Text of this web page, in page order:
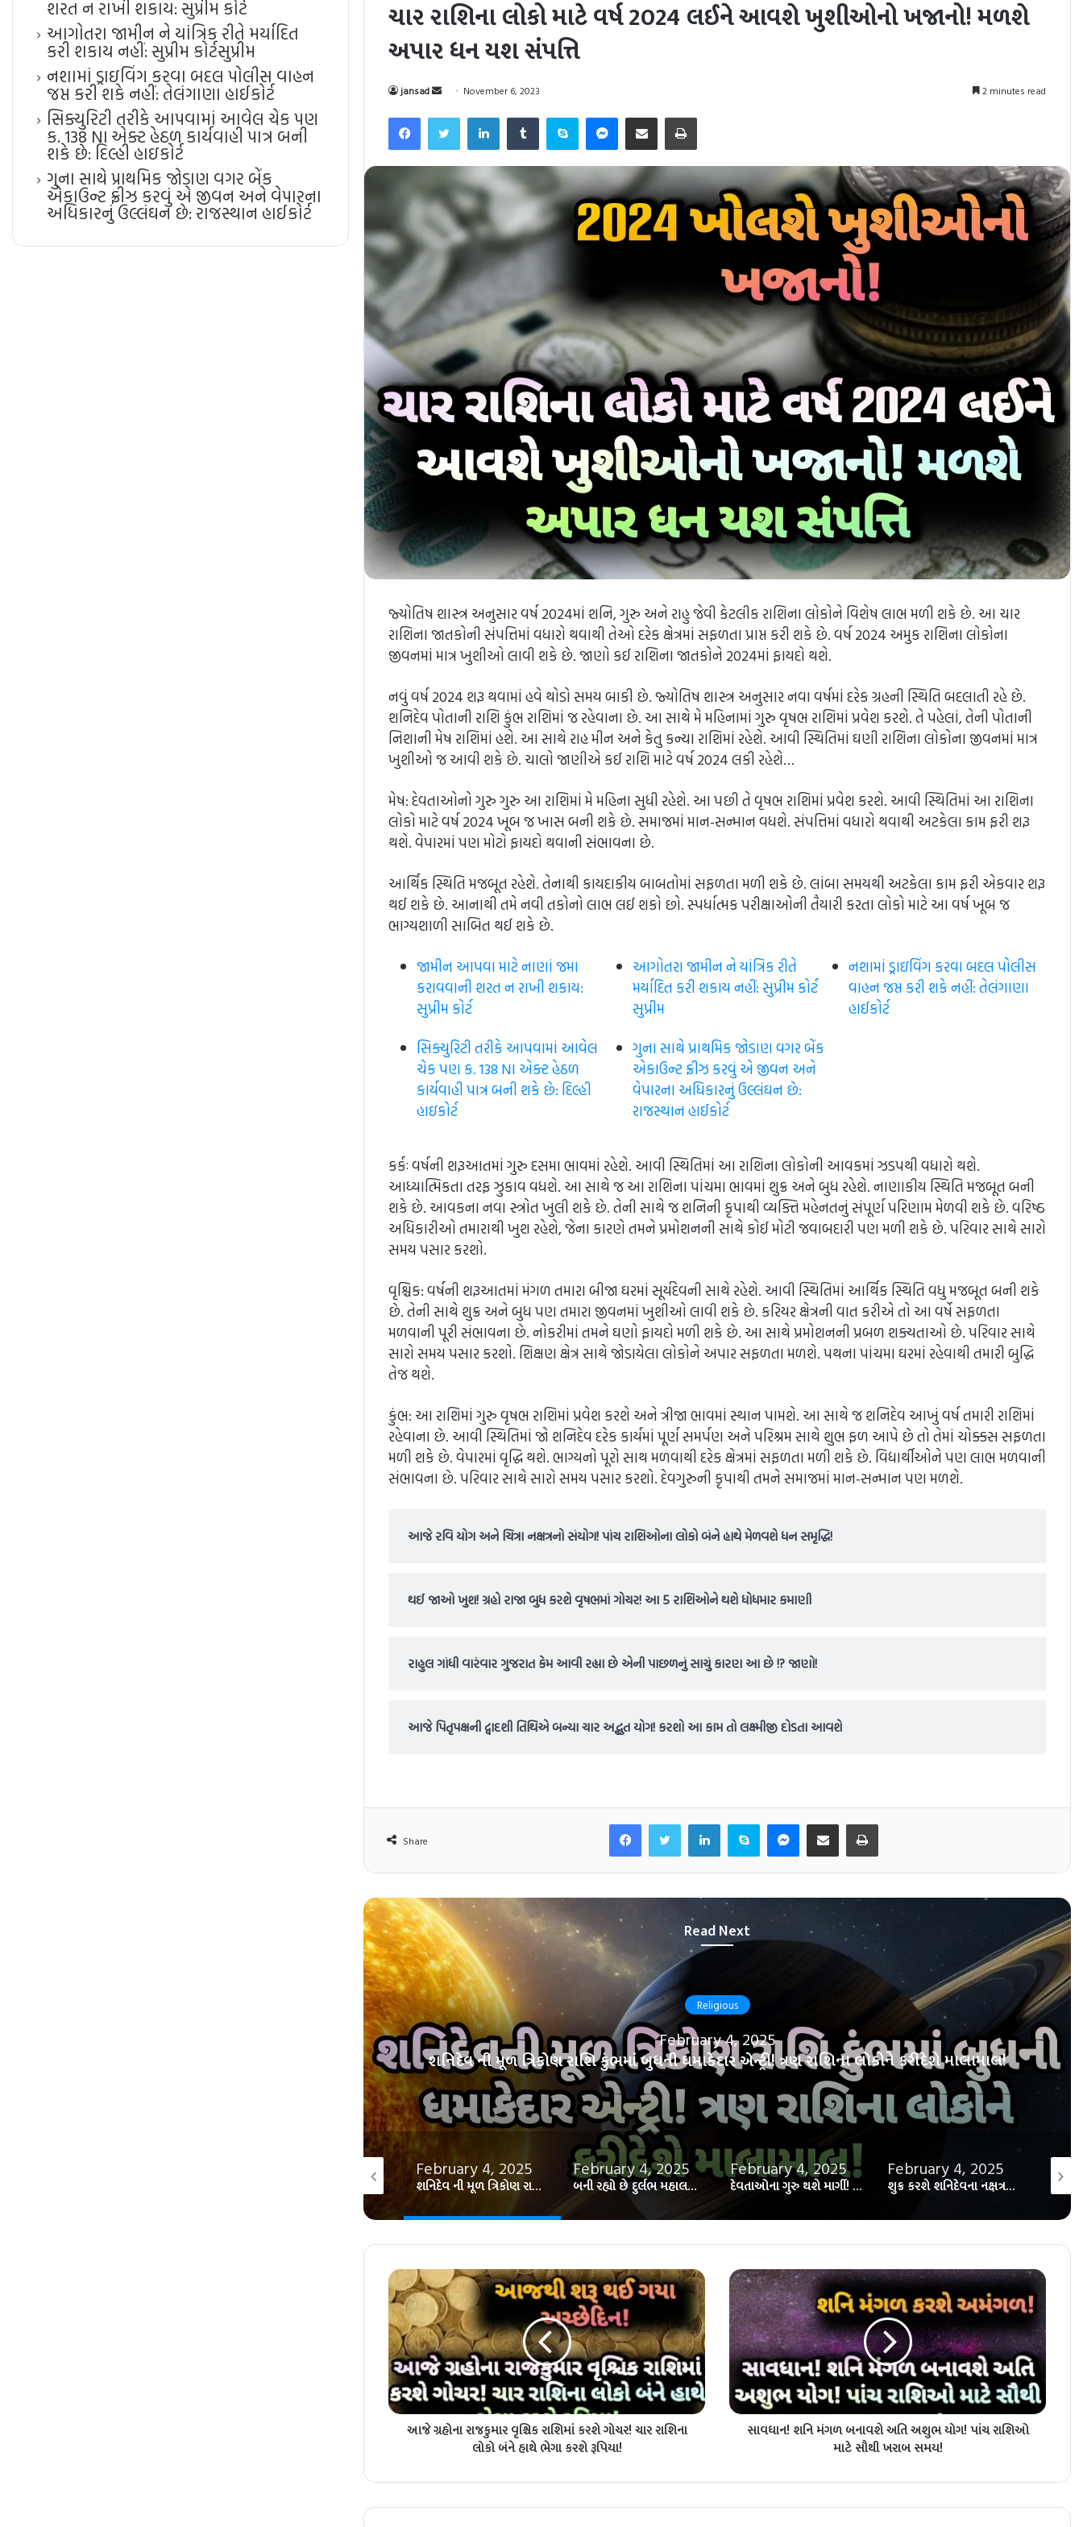
ચાર રાશિના લોકો માટે વર્ષ 2024 લઈને આવશે ખુશીઓનો ખજાનો! મળશે
અપાર ધન યશ સંપત્તિ
jansad
Send
email
November 6, 2023 2 minutes read
Facebook
TwitterLinkedInTumblrSkypeMessenger
Share via EmailPrint
જ્યોતિષ શાસ્ત્ર અનુસાર વર્ષ 2024માં શનિ, ગુરુ અને રાહુ જેવી કેટલીક રાશિના લોકોને વિશેષ લાભ મળી શકે છે. આ ચાર
રાશિના જાતકોની સંપત્તિમાં વધારો થવાથી તેઓ દરેક ક્ષેત્રમાં સફળતા પ્રાપ્ત કરી શકે છે. વર્ષ 2024 અમુક રાશિના લોકોના
જીવનમાં માત્ર ખુશીઓ લાવી શકે છે. જાણો કઈ રાશિના જાતકોને 2024માં ફાયદો થશે.
નવું વર્ષ 2024 શરૂ થવામાં હવે થોડો સમય બાકી છે. જ્યોતિષ શાસ્ત્ર અનુસાર નવા વર્ષમાં દરેક ગ્રહની સ્થિતિ બદલાતી રહે છે.
શનિદેવ પોતાની રાશિ કુંભ રાશિમાં જ રહેવાના છે. આ સાથે મે મહિનામાં ગુરુ વૃષભ રાશિમાં પ્રવેશ કરશે. તે પહેલાં, તેની પોતાની
નિશાની મેષ રાશિમાં હશે. આ સાથે રાહ મીન અને કેતુ કન્યા રાશિમાં રહેશે. આવી સ્થિતિમાં ઘણી રાશિના લોકોના જીવનમાં માત્ર
ખુશીઓ જ આવી શકે છે. ચાલો જાણીએ કઈ રાશિ માટે વર્ષ 2024 લકી રહેશે…
મેષ: દેવતાઓનો ગુરુ ગુરુ આ રાશિમાં મે મહિના સુધી રહેશે. આ પછી તે વૃષભ રાશિમાં પ્રવેશ કરશે. આવી સ્થિતિમાં આ રાશિના
લોકો માટે વર્ષ 2024 ખૂબ જ ખાસ બની શકે છે. સમાજમાં માન-સન્માન વધશે. સંપત્તિમાં વધારો થવાથી અટકેલા કામ ફરી શરૂ
થશે. વેપારમાં પણ મોટો ફાયદો થવાની સંભાવના છે.
આર્થિક સ્થિતિ મજબૂત રહેશે. તેનાથી કાયદાકીય બાબતોમાં સફળતા મળી શકે છે. લાંબા સમયથી અટકેલા કામ ફરી એકવાર શરૂ
થઈ શકે છે. આનાથી તમે નવી તકોનો લાભ લઈ શકો છો. સ્પર્ધાત્મક પરીક્ષાઓની તૈયારી કરતા લોકો માટે આ વર્ષ ખૂબ જ
ભાગ્યશાળી સાબિત થઈ શકે છે.
જામીન આપવા માટે નાણાં જમા
કરાવવાની શરત ન રાખી શકાય:
સુપ્રીમ કોર્ટ
આગોતરા જામીન ને યાંત્રિક રીતે
મર્યાદિત કરી શકાય નહીં: સુપ્રીમ કોર્ટ​
સુપ્રીમ
નશામાં ડ્રાઇવિંગ કરવા બદલ પોલીસ
વાહન જપ્ત કરી શકે નહીં: તેલંગાણા
હાઈકોર્ટ
સિક્યુરિટી તરીકે આપવામાં આવેલ
ચેક પણ ક. 138 NI એક્ટ હેઠળ
કાર્યવાહી પાત્ર બની શકે છે: દિલ્હી
હાઇકોર્ટ
ગુના સાથે પ્રાથમિક જોડાણ વગર બેંક
એકાઉન્ટ ફ્રીઝ કરવું એ જીવન અને
વેપારના અધિકારનું ઉલ્લંઘન છે:
રાજસ્થાન હાઈકોર્ટ
કર્કઃ વર્ષની શરૂઆતમાં ગુરુ દસમા ભાવમાં રહેશે. આવી સ્થિતિમાં આ રાશિના લોકોની આવકમાં ઝડપથી વધારો થશે.
આધ્યાત્મિકતા તરફ ઝુકાવ વધશે. આ સાથે જ આ રાશિના પાંચમા ભાવમાં શુક્ર અને બુધ રહેશે. નાણાકીય સ્થિતિ મજબૂત બની
શકે છે. આવકના નવા સ્ત્રોત ખુલી શકે છે. તેની સાથે જ શનિની કૃપાથી વ્યક્તિ મહેનતનું સંપૂર્ણ પરિણામ મેળવી શકે છે. વરિષ્ઠ
અધિકારીઓ તમારાથી ખુશ રહેશે, જેના કારણે તમને પ્રમોશનની સાથે કોઈ મોટી જવાબદારી પણ મળી શકે છે. પરિવાર સાથે સારો
સમય પસાર કરશો.
વૃશ્ચિક: વર્ષની શરૂઆતમાં મંગળ તમારા બીજા ઘરમાં સૂર્યદેવની સાથે રહેશે. આવી સ્થિતિમાં આર્થિક સ્થિતિ વધુ મજબૂત બની શકે
છે. તેની સાથે શુક્ર અને બુધ પણ તમારા જીવનમાં ખુશીઓ લાવી શકે છે. કરિયર ક્ષેત્રની વાત કરીએ તો આ વર્ષે સફળતા
મળવાની પૂરી સંભાવના છે. નોકરીમાં તમને ઘણો ફાયદો મળી શકે છે. આ સાથે પ્રમોશનની પ્રબળ શક્યતાઓ છે. પરિવાર સાથે
સારો સમય પસાર કરશો. શિક્ષણ ક્ષેત્ર સાથે જોડાયેલા લોકોને અપાર સફળતા મળશે. પથના પાંચમા ઘરમાં રહેવાથી તમારી બુદ્ધિ
તેજ થશે.
કુંભ: આ રાશિમાં ગુરુ વૃષભ રાશિમાં પ્રવેશ કરશે અને ત્રીજા ભાવમાં સ્થાન પામશે. આ સાથે જ શનિદેવ આખું વર્ષ તમારી રાશિમાં
રહેવાના છે. આવી સ્થિતિમાં જો શનિદેવ દરેક કાર્યમાં પૂર્ણ સમર્પણ અને પરિશ્રમ સાથે શુભ ફળ આપે છે તો તેમાં ચોક્કસ સફળતા
મળી શકે છે. વેપારમાં વૃદ્ધિ થશે. ભાગ્યનો પૂરો સાથ મળવાથી દરેક ક્ષેત્રમાં સફળતા મળી શકે છે. વિદ્યાર્થીઓને પણ લાભ મળવાની
સંભાવના છે. પરિવાર સાથે સારો સમય પસાર કરશો. દેવગુરુની કૃપાથી તમને સમાજમાં માન-સન્માન પણ મળશે.
આજે રવિ યોગ અને ચિત્રા નક્ષત્રનો સંયોગ! પાંચ રાશિઓના લોકો બંને હાથે મેળવશે ધન સમૃદ્ધિ!
થઈ જાઓ ખુશ! ગ્રહો રાજા બુધ કરશે વૃષભમાં ગોચર! આ 5 રાશિઓને થશે ધોધમાર કમાણી
રાહુલ ગાંધી વારંવાર ગુજરાત કેમ આવી રહ્યા છે એની પાછળનું સાચું કારણ આ છે !? જાણો!
આજે પિતૃપક્ષની દ્વાદશી તિથિએ બન્યા ચાર અદ્ભુત યોગ! કરશો આ કામ તો લક્ષ્મીજી દોડતા આવશે
Share
Facebook
TwitterLinkedInSkypeMessenger
Share via EmailPrint
Read Next
Religious
February 4, 2025
શનિદેવ ની મૂળ ત્રિકોણ રાશિ કુંભમાં બુધની ધમાકેદાર એન્ટ્રી! ત્રણ રાશિના લોકોને કરીદેશે માલામાલ!
થઈ જાઓ તૈયાર સૂર્ય અને શનિ બનાવશે મહા શક્તિશાળી યોગ! ત્રણ રાશિના લોકોના થશે દરેક સપના પુરા!
February 4, 2025
શનિદેવ ની મૂળ ત્રિકોણ રાશિ કુંભમાં બુધની ધમાકેદાર એન્ટ્રી! ત્રણ રાશિના લોકોને કરીદેશે માલામાલ!
February 4, 2025
બની રહ્યો છે દુર્લભ મહાલક્ષ્મી રાજયોગ! ત્રણ રાશિના લોકો પર લક્ષ્મીજી ચાર હાથે કરશે ધનવર્ષા!
February 4, 2025
દેવતાઓના ગુરુ થશે માર્ગી! ત્રણ રાશિના લોકો માટે શાનદાર સમય! ચારે બાજુથી આવશે શુભ સમાચાર!
February 4, 2025
શુક્ર કરશે શનિદેવના નક્ષત્રમાં ધમાકેદાર એન્ટ્રી! ત્રણ રાશિના લોકો પર કરશે અઢળક ધનવર્ષા!
આજે ગ્રહોના રાજકુમાર વૃશ્ચિક રાશિમાં કરશે ગોચર! ચાર રાશિના
લોકો બંને હાથે ભેગા કરશે રૂપિયા!
સાવધાન! શનિ મંગળ બનાવશે અતિ અશુભ યોગ! પાંચ રાશિઓ
માટે સૌથી ખરાબ સમય!
શરત ન રાખી શકાય: સુપ્રીમ કોર્ટ
આગોતરા જામીન ને યાંત્રિક રીતે મર્યાદિત
કરી શકાય નહીં: સુપ્રીમ કોર્ટ​સુપ્રીમ
નશામાં ડ્રાઇવિંગ કરવા બદલ પોલીસ વાહન
જપ્ત કરી શકે નહીં: તેલંગાણા હાઈકોર્ટ
સિક્યુરિટી તરીકે આપવામાં આવેલ ચેક પણ
ક. 138 NI એક્ટ હેઠળ કાર્યવાહી પાત્ર બની
શકે છે: દિલ્હી હાઇકોર્ટ
ગુના સાથે પ્રાથમિક જોડાણ વગર બેંક
એકાઉન્ટ ફ્રીઝ કરવું એ જીવન અને વેપારના
અધિકારનું ઉલ્લંઘન છે: રાજસ્થાન હાઈકોર્ટ